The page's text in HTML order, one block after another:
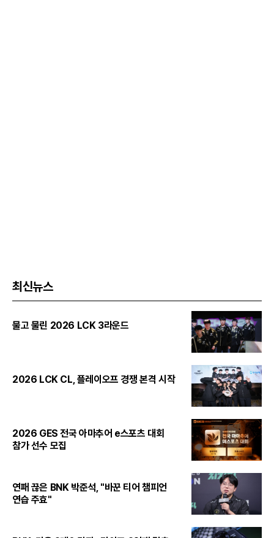
최신뉴스
물고 물린 2026 LCK 3라운드
2026 LCK CL, 플레이오프 경쟁 본격 시작
2026 GES 전국 아마추어 e스포츠 대회
참가 선수 모집
연패 끊은 BNK 박준석, "바꾼 티어 챔피언
연습 주효"